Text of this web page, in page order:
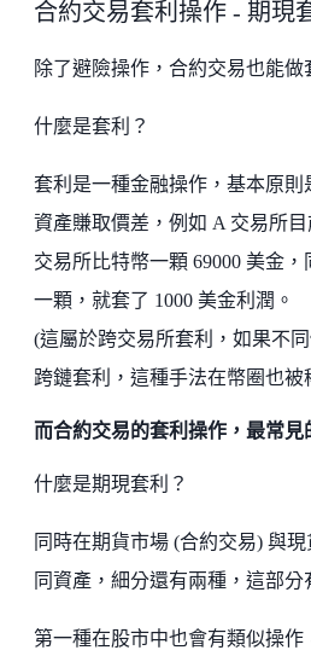
合約交易套利操作 - 期現
除了避險操作，合約交易也能
什麼是套利？
套利是一種金融操作，基本原
資產賺取價差，例如 A 交易所
交易所比特幣一顆 69000 美金
一顆，就套了 1000 美金利潤。
(這屬於跨交易所套利，如果不
跨鏈套利，這種手法在幣圈也被
而合約交易的套利操作，最常見
什麼是期現套利？
同時在期貨市場 (合約交易) 與
同資產，細分還有兩種，這部分
第一種在股市中也會有類似操作